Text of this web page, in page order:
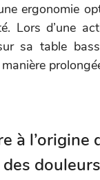
ergonomie
Lors d’une
sa table
à l’origine